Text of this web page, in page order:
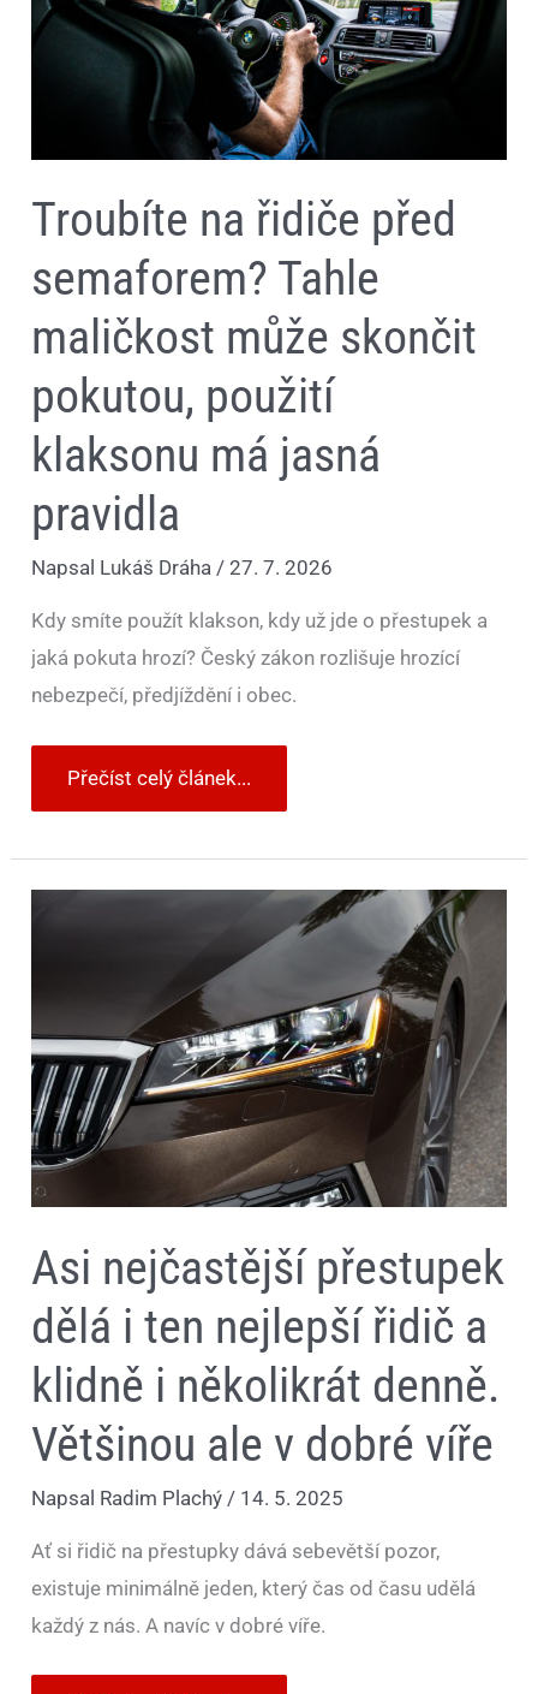
Troubíte na řidiče před
semaforem? Tahle
maličkost může skončit
pokutou, použití
klaksonu má jasná
pravidla
Napsal Lukáš Dráha/27. 7. 2026
Kdy smíte použít klakson, kdy už jde o přestupek a
jaká pokuta hrozí? Český zákon rozlišuje hrozící
nebezpečí, předjíždění i obec.
skončit
pokutou,
použití
Přečíst celý článek...
Asi nejčastější přestupek
dělá i ten nejlepší řidič a
klidně i několikrát denně.
Většinou ale v dobré víře
Napsal Radim Plachý / 14. 5. 2025
Ať si řidič na přestupky dává sebevětší pozor,
existuje minimálně jeden, který čas od času udělá
každý z nás. A navíc v dobré víře.
řidič
a
klidně
i
několikrát
denně.
Většinou
v
víře